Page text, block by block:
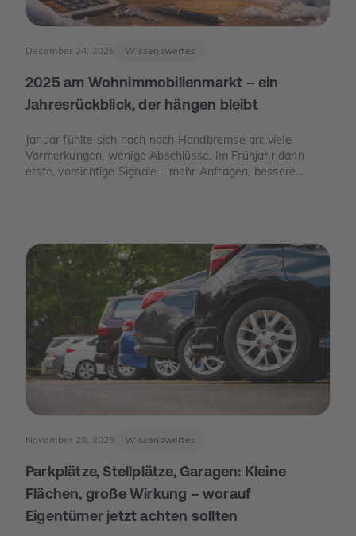
December 24, 2025 Wissenswertes
2025 am Wohnimmobilienmarkt – ein
Jahresrückblick, der hängen bleibt
Januar fühlte sich noch nach Handbremse an: viele
Vormerkungen, wenige Abschlüsse. Im Frühjahr dann
erste, vorsichtige Signale – mehr Anfragen, bessere
mehr „Was ist wirklich möglich?“.
November 28, 2025 Wissenswertes
Parkplätze, Stellplätze, Garagen: Kleine
Flächen, große Wirkung – worauf
Eigentümer jetzt achten sollten